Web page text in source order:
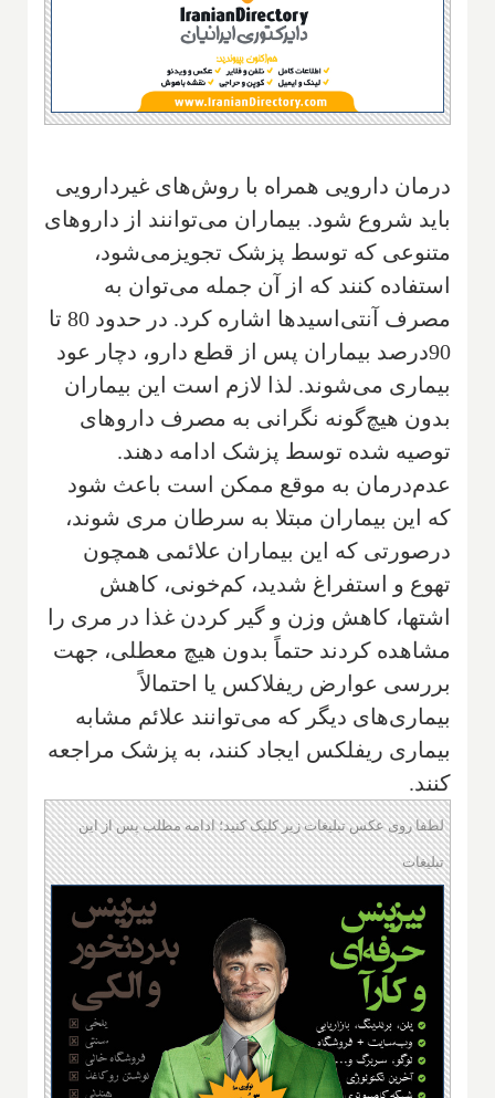
درمان دارویی همراه با روش‌های غیردارویی
باید شروع شود. بیماران می‌توانند از داروهای
متنوعی که توسط پزشک تجویزمی‌شود،
استفاده کنند که از آن جمله می‌توان به
مصرف آنتی‌اسیدها اشاره کرد. در حدود 80 تا
90درصد بیماران پس از قطع دارو، دچار عود
بیماری می‌شوند. لذا لازم است این بیماران
بدون هیچ‌گونه نگرانی به مصرف داروهای
توصیه شده توسط پزشک ادامه دهند.
عدم‌درمان به موقع ممکن است باعث شود
که این بیماران مبتلا به سرطان مری شوند،
درصورتی که این بیماران علائمی همچون
تهوع و استفراغ شدید، کم‌خونی، کاهش
اشتها، کاهش وزن و گیر کردن غذا در مری را
مشاهده کردند حتماً بدون هیچ معطلی، جهت
بررسی عوارض ریفلاکس یا احتمالاً
بیماری‌های دیگر که می‌توانند علائم مشابه
بیماری ریفلکس ایجاد کنند، به پزشک مراجعه
کنند.
لطفا روی عکس تبلیغات زیر کلیک کنید؛ ادامه مطلب پس از این
تبلیغات